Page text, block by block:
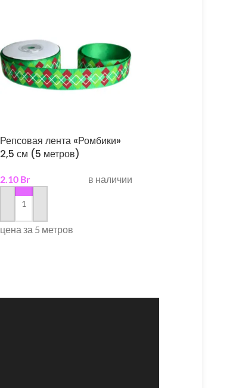
Репсовая лента «Ромбики»
2,5 см (5 метров)
2.10 Br в наличии
в корзину
цена за 5 метров